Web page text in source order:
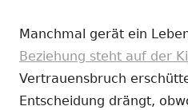
Manchmal gerät ein
Beziehung steht auf der
Vertrauensbruch
Entscheidung drängt,